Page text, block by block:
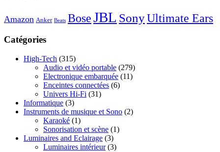
Amazon Anker Beats BoseJBL SonyUltimate Ears
Catégories
High-Tech (315)
Audio et vidéo portable (279)
Electronique embarquée (11)
Enceintes connectées (6)
Univers Hi-Fi (31)
Informatique (3)
Instruments de musique et Sono (2)
Karaoké (1)
Sonorisation et scène (1)
Luminaires and Eclairage (3)
Luminaires intérieur (3)